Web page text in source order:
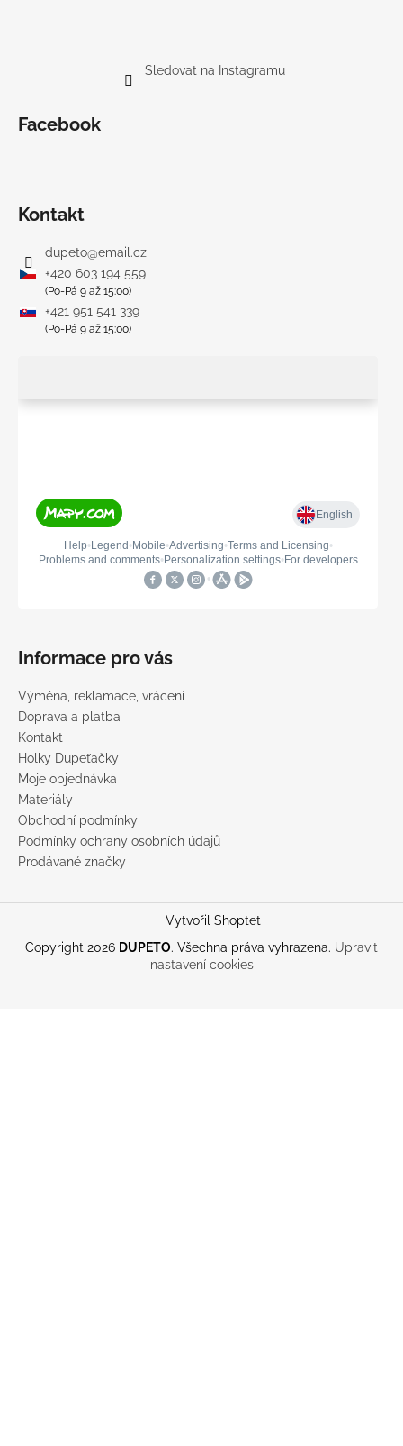
Sledovat na Instagramu
Facebook
Kontakt
dupeto@email.cz
+420 603 194 559
(Po-Pá 9 až 15:00)
+421 951 541 339
(Po-Pá 9 až 15:00)
Informace pro vás
Výměna, reklamace, vrácení
Doprava a platba
Kontakt
Holky Dupeťačky
Moje objednávka
Materiály
Obchodní podmínky
Podmínky ochrany osobních údajů
Prodávané značky
Vytvořil Shoptet
Copyright 2026 DUPETO. Všechna práva vyhrazena. Upravit
nastavení cookies